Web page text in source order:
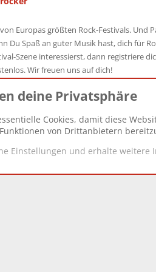
Europas größten Rock-Festivals. Und
Du Spaß an guter Musik hast, dich für
Szene interessierst, dann registriere
Wir freuen uns auf dich!
PR Light Deutsch [Du]
deine Privatsphäre
Cookies, damit diese
von Drittanbietern
Einstellungen und erhalte weitere